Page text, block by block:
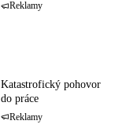
Reklamy
Katastrofický pohovor
do práce
Reklamy